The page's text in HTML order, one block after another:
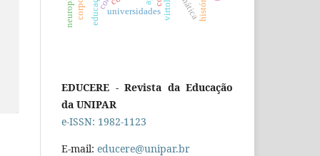
universidades
EDUCERE - Revista da Educação
da UNIPAR
e-ISSN: 1982-1123
E-mail: educere@unipar.br